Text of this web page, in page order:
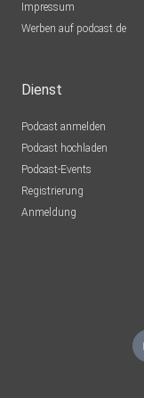
Impressum
Werben auf podcast.de
Dienst
Podcast anmelden
Podcast hochladen
Podcast-Events
Registrierung
Anmeldung